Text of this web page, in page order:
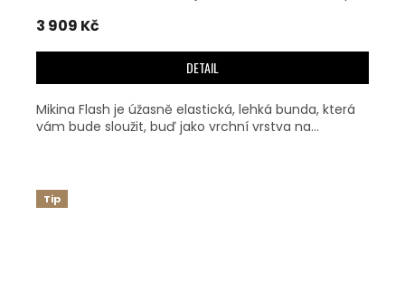
3 909 Kč
DETAIL
Mikina Flash je úžasně elastická, lehká bunda, která
vám bude sloužit, buď jako vrchní vrstva na...
Tip